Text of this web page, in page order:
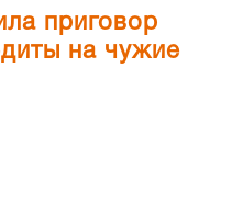
приговор
на чужие